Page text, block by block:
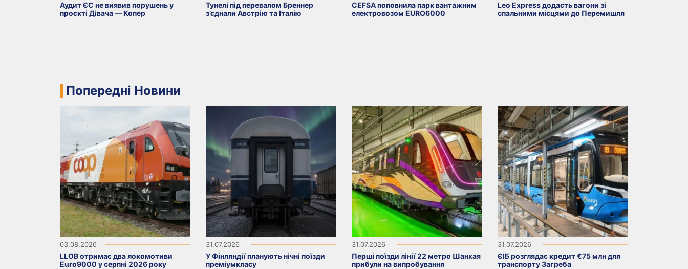
Аудит ЄС не виявив порушень у
проєкті Дівача — Копер
Тунелі під перевалом Бреннер
з’єднали Австрію та Італію
CEFSA поповнила парк вантажним
електровозом EURO6000
Leo Express додасть вагони зі
спальними місцями до Перемишля
Попередні Новини
03.08.2026
LLOB отримає два локомотиви
Euro9000 у серпні 2026 року
31.07.2026
У Фінляндії планують нічні поїзди
преміумкласу
31.07.2026
Перші поїзди лінії 22 метро Шанхая
прибули на випробування
31.07.2026
ЄІБ розглядає кредит €75 млн для
транспорту Загреба